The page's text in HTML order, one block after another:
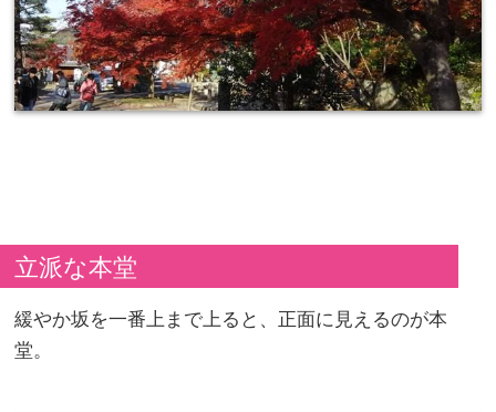
立派な本堂
緩やか坂を一番上まで上ると、正面に見えるのが本
堂。